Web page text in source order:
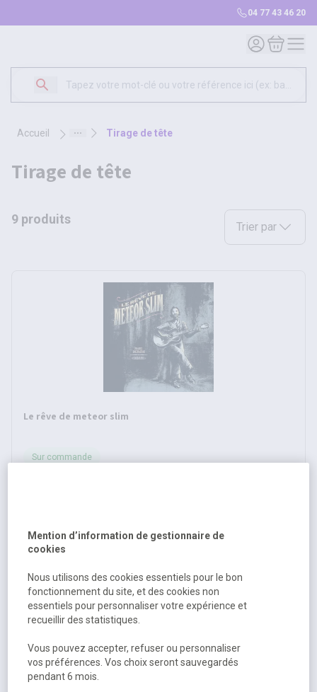
04 77 43 46 20
Mon compte
Mon
accueil tirage de tête
tirage de tête
9 produits
Trier par
Le rêve de meteor slim
Sur commande
Jean-Luc Delvaux, Thierry Dubois
Une aventure de jacques gipar t10- crayonnés
Mention d’information de gestionnaire de
cookies
Nous utilisons des cookies essentiels pour le bon
fonctionnement du site, et des cookies non
essentiels pour personnaliser votre expérience et
recueillir des statistiques.
Vous pouvez accepter, refuser ou personnaliser
vos préférences. Vos choix seront sauvegardés
pendant 6 mois.